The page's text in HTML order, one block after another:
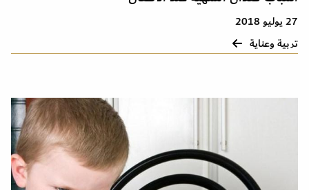
27 يوليو 2018
تربية وعناية